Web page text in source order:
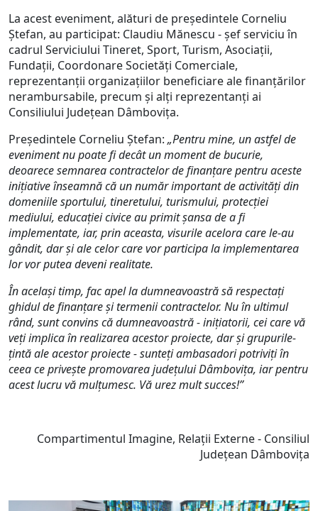
La acest eveniment, alături de președintele Corneliu
Ștefan, au participat: Claudiu Mănescu - șef serviciu în
cadrul Serviciului Tineret, Sport, Turism, Asociații,
Fundații, Coordonare Societăți Comerciale,
reprezentanții organizațiilor beneficiare ale finanțărilor
nerambursabile, precum și alți reprezentanți ai
Consiliului Județean Dâmbovița.
Președintele Corneliu Ștefan: „Pentru mine, un astfel de
eveniment nu poate fi decât un moment de bucurie,
deoarece semnarea contractelor de finanțare pentru aceste
inițiative înseamnă că un număr important de activități din
domeniile sportului, tineretului, turismului, protecției
mediului, educației civice au primit șansa de a fi
implementate, iar, prin aceasta, visurile acelora care le-au
gândit, dar și ale celor care vor participa la implementarea
lor vor putea deveni realitate.
În același timp, fac apel la dumneavoastră să respectați
ghidul de finanțare și termenii contractelor. Nu în ultimul
rând, sunt convins că dumneavoastră - inițiatorii, cei care vă
veți implica în realizarea acestor proiecte, dar și grupurile-
țintă ale acestor proiecte - sunteți ambasadori potriviți în
ceea ce privește promovarea județului Dâmbovița, iar pentru
acest lucru vă mulțumesc. Vă urez mult succes!”
Compartimentul Imagine, Relații Externe - Consiliul
Județean Dâmbovița